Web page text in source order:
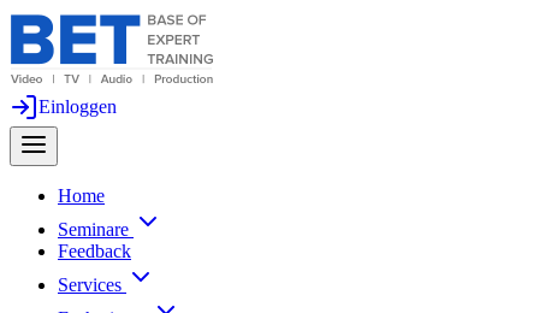
Einloggen
Home
Seminare
Feedback
Services